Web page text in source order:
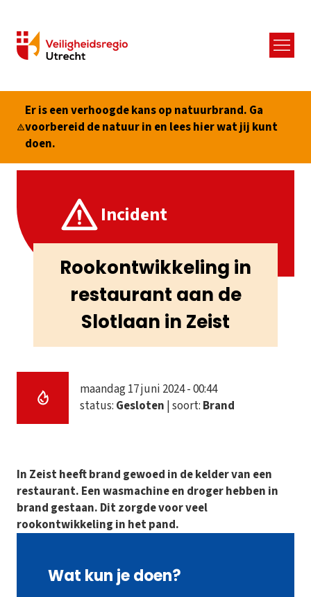
Menu
Er is een verhoogde kans op natuurbrand. Ga
voorbereid de natuur in en lees hier wat jij kunt
doen.
Incident
Rookontwikkeling in
restaurant aan de
Slotlaan in Zeist
maandag 17 juni 2024 - 00:44
status: Gesloten | soort: Brand
In Zeist heeft brand gewoed in de kelder van een
restaurant. Een wasmachine en droger hebben in
brand gestaan. Dit zorgde voor veel
rookontwikkeling in het pand.
Wat kun je doen?